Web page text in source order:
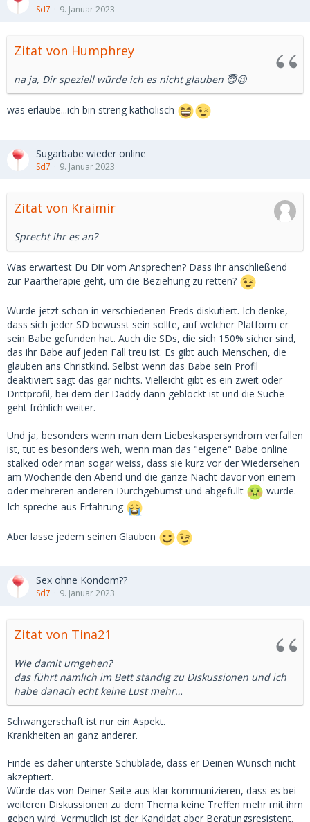
Sd7 9. Januar 2023
Zitat von Humphrey
na ja, Dir speziell würde ich es nicht glauben 😇😉
was erlaube...ich bin streng katholisch
Sugarbabe wieder online
Sd7 9. Januar 2023
Zitat von Kraimir
Sprecht ihr es an?
Was erwartest Du Dir vom Ansprechen? Dass ihr anschließend
zur Paartherapie geht, um die Beziehung zu retten?
Wurde jetzt schon in verschiedenen Freds diskutiert. Ich denke,
dass sich jeder SD bewusst sein sollte, auf welcher Platform er
sein Babe gefunden hat. Auch die SDs, die sich 150% sicher sind,
das ihr Babe auf jeden Fall treu ist. Es gibt auch Menschen, die
glauben ans Christkind. Selbst wenn das Babe sein Profil
deaktiviert sagt das gar nichts. Vielleicht gibt es ein zweit oder
Drittprofil, bei dem der Daddy dann geblockt ist und die Suche
geht fröhlich weiter.
Und ja, besonders wenn man dem Liebeskaspersyndrom verfallen
ist, tut es besonders weh, wenn man das "eigene" Babe online
stalked oder man sogar weiss, dass sie kurz vor der Wiedersehen
am Wochende den Abend und die ganze Nacht davor von einem
oder mehreren anderen Durchgebumst und abgefüllt
wurde.
Ich spreche aus Erfahrung
Aber lasse jedem seinen Glauben
Sex ohne Kondom??
Sd7 9. Januar 2023
Zitat von Tina21
Wie damit umgehen?
das führt nämlich im Bett ständig zu Diskussionen und ich
habe danach echt keine Lust mehr…
Schwangerschaft ist nur ein Aspekt.
Krankheiten an ganz anderer.
Finde es daher unterste Schublade, dass er Deinen Wunsch nicht
akzeptiert.
Würde das von Deiner Seite aus klar kommunizieren, dass es bei
weiteren Diskussionen zu dem Thema keine Treffen mehr mit ihm
geben wird. Vermutlich ist der Kandidat aber Beratungsresistent.